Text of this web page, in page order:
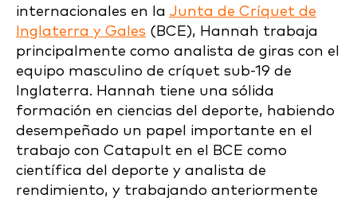
internacionales en la Junta de Críquet de
Inglaterra y Gales (BCE), Hannah trabaja
principalmente como analista de giras con el
equipo masculino de críquet sub-19 de
Inglaterra. Hannah tiene una sólida
formación en ciencias del deporte, habiendo
desempeñado un papel importante en el
trabajo con Catapult en el BCE como
científica del deporte y analista de
rendimiento, y trabajando anteriormente